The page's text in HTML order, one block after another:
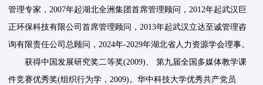
管理专家，2007年起湖北全洲集团首席管理顾问，2012年起武汉巨
正环保科技有限公司首席管理顾问，2013年起武汉立达至诚管理咨
询有限责任公司总顾问，2024年-2029年湖北省人力资源学会理事。
获得中国发展研究奖二等奖(2009)、 第九届全国多媒体教学课
件竞赛优秀奖(组织行为学，2009)。华中科技大学优秀共产党员